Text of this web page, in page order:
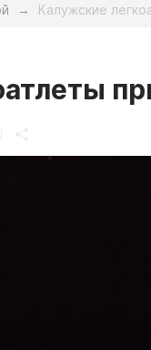
→ Калужские